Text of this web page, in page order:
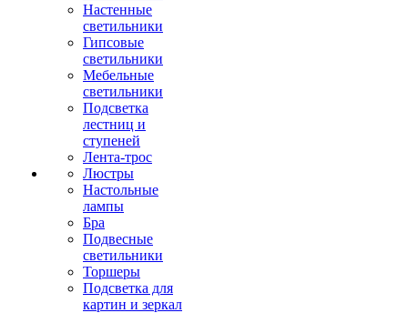
Настенные
светильники
Гипсовые
светильники
Мебельные
светильники
Подсветка
лестниц и
ступеней
Лента-трос
Люстры
Настольные
лампы
Бра
Подвесные
светильники
Торшеры
Подсветка для
картин и зеркал